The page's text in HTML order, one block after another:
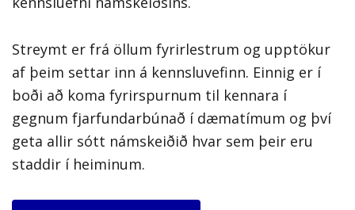
Streymt er frá öllum fyrirlestrum og upptökur
af þeim settar inn á kennsluvefinn. Einnig er í
boði að koma fyrirspurnum til kennara í
gegnum fjarfundarbúnað í dæmatímum og því
geta allir sótt námskeiðið hvar sem þeir eru
staddir í heiminum.